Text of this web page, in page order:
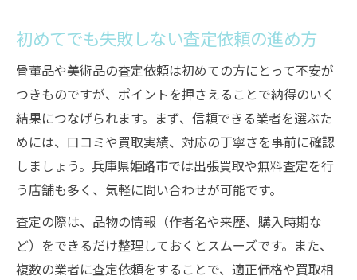
初めてでも失敗しない査定依頼の進め方
骨董品や美術品の査定依頼は初めての方にとって不安が
つきものですが、ポイントを押さえることで納得のいく
結果につなげられます。まず、信頼できる業者を選ぶた
めには、口コミや買取実績、対応の丁寧さを事前に確認
しましょう。兵庫県姫路市では出張買取や無料査定を行
う店舗も多く、気軽に問い合わせが可能です。
査定の際は、品物の情報（作者名や来歴、購入時期な
ど）をできるだけ整理しておくとスムーズです。また、
複数の業者に査定依頼をすることで、適正価格や買取相